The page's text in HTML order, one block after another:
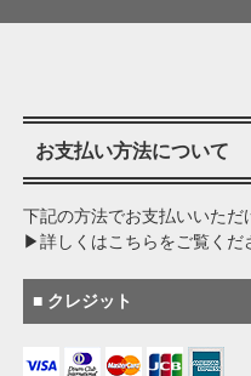
お支払い方法について
下記の方法でお支払いいただ
▶詳しくはこちらをご覧くだ
■ クレジット